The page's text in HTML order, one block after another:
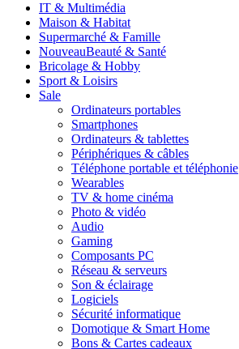
IT & Multimédia
Maison & Habitat
Supermarché & Famille
NouveauBeauté & Santé
Bricolage & Hobby
Sport & Loisirs
Sale
Ordinateurs portables
Smartphones
Ordinateurs & tablettes
Périphériques & câbles
Téléphone portable et téléphonie
Wearables
TV & home cinéma
Photo & vidéo
Audio
Gaming
Composants PC
Réseau & serveurs
Son & éclairage
Logiciels
Sécurité informatique
Domotique & Smart Home
Bons & Cartes cadeaux